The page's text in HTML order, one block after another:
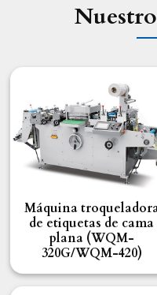
Máquina
de etiquetas de cama
plana (WQM-
320G/WQM-420)